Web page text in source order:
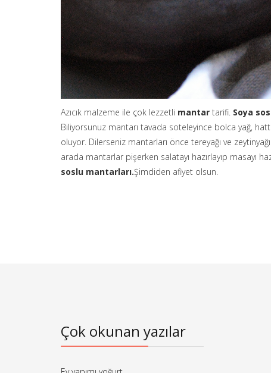
Azıcık malzeme ile çok lezzetli mantar tarifi. Soya
Biliyorsunuz mantarı tavada soteleyince bolca yağ,
oluyor. Dilerseniz mantarları önce tereyağı ve
arada mantarlar pişerken salatayı hazırlayıp masayı
soslu mantarları.Şimdiden afiyet olsun.
Çok okunan yazılar